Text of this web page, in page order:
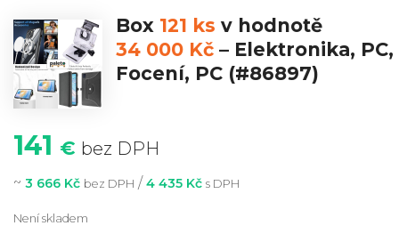
Box 121 ks v hodnotě
34 000 Kč – Elektronika, PC,
Focení, PC (#86897)
141 € bez DPH
~ 3 666 Kč bez DPH / 4 435 Kč s DPH
Není skladem